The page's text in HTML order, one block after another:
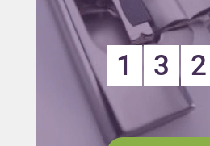
1 3 2